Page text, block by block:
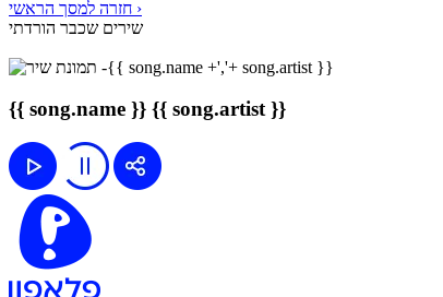
חזרה למסך הראשי ›
שירים שכבר הורדתי
{{ song.name }} {{ song.artist }}